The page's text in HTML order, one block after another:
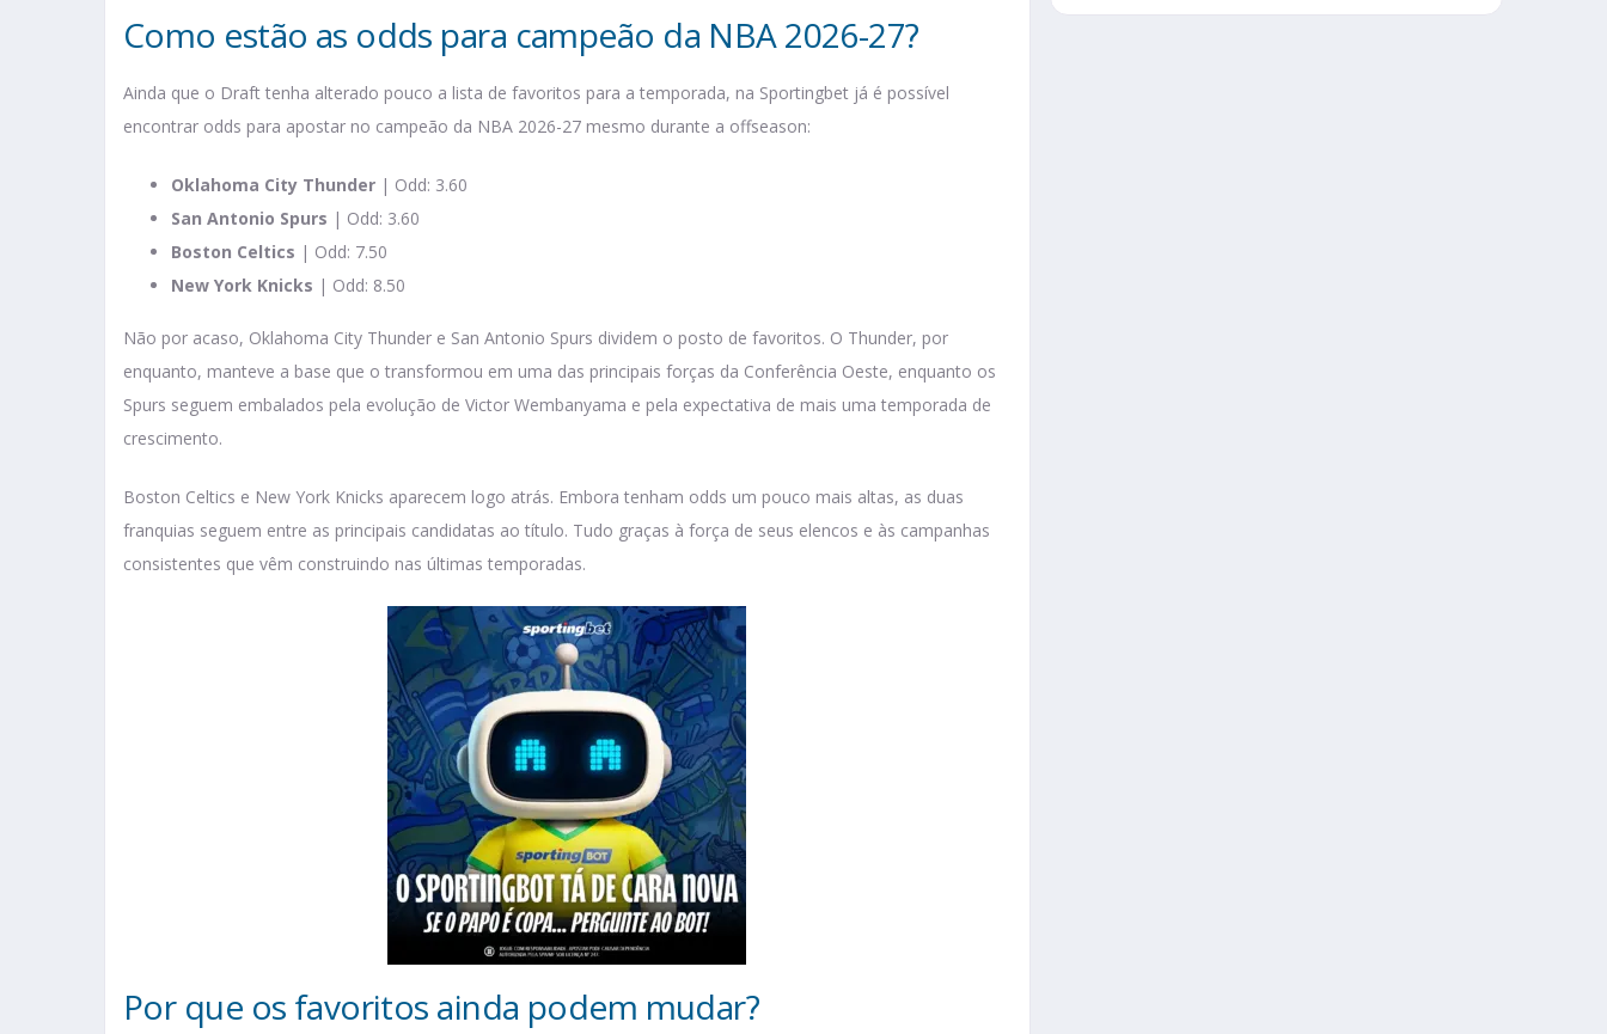
Como estão as odds para campeão da NBA 2026-27?
Ainda que o Draft tenha alterado pouco a lista de favoritos para a temporada, na Sportingbet já é possível
encontrar odds para apostar no campeão da NBA 2026-27 mesmo durante a offseason:
Oklahoma City Thunder | Odd: 3.60
San Antonio Spurs | Odd: 3.60
Boston Celtics | Odd: 7.50
New York Knicks | Odd: 8.50
Não por acaso, Oklahoma City Thunder e San Antonio Spurs dividem o posto de favoritos. O Thunder, por
enquanto, manteve a base que o transformou em uma das principais forças da Conferência Oeste, enquanto os
Spurs seguem embalados pela evolução de Victor Wembanyama e pela expectativa de mais uma temporada de
crescimento.
Boston Celtics e New York Knicks aparecem logo atrás. Embora tenham odds um pouco mais altas, as duas
franquias seguem entre as principais candidatas ao título. Tudo graças à força de seus elencos e às campanhas
consistentes que vêm construindo nas últimas temporadas.
Por que os favoritos ainda podem mudar?